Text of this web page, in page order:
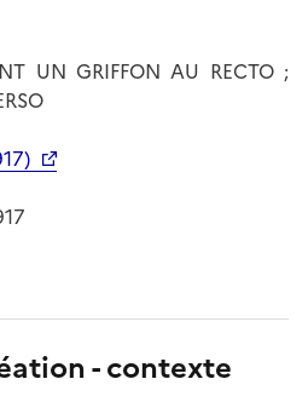
UN GRIFFON AU RECTO ;
- contexte